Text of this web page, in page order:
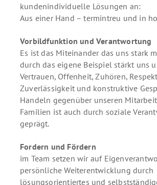
kundenindividuelle Lösungen an:
Aus einer Hand – termintreu und in
Vorbildfunktion und Verantwortung
Es ist das Miteinander das uns stark
durch das eigene Beispiel stärkt uns
Vertrauen, Offenheit, Zuhören,
Zuverlässigkeit und konstruktive
Handeln gegenüber unseren
Familien ist auch durch soziale
geprägt.
Fordern und Fördern
im Team setzen wir auf
persönliche Weiterentwicklung durch
lösungsorientiertes und